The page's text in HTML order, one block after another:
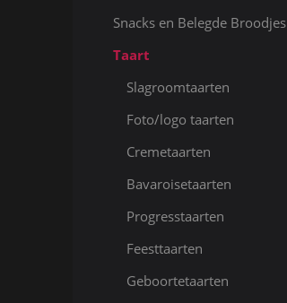
Snacks en Belegde Broodjes
Taart
Slagroomtaarten
Foto/logo taarten
Cremetaarten
Bavaroisetaarten
Progresstaarten
Feesttaarten
Geboortetaarten